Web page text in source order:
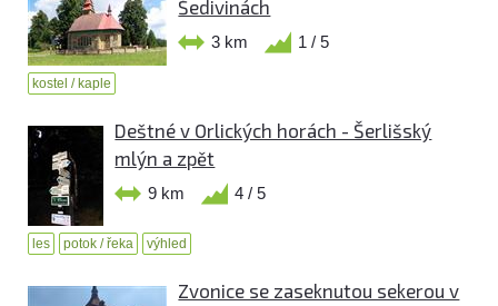
Šedivinách
3 km 1 / 5
kostel / kaple
Deštné v Orlických horách - Šerlišský
mlýn a zpět
9 km 4 / 5
les potok / řeka výhled
Zvonice se zaseknutou sekerou v